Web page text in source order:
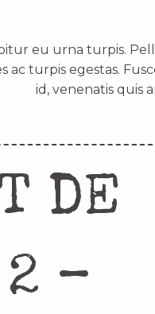
eu urna turpis.
ac turpis egestas.
id, venenatis quis
DE
–